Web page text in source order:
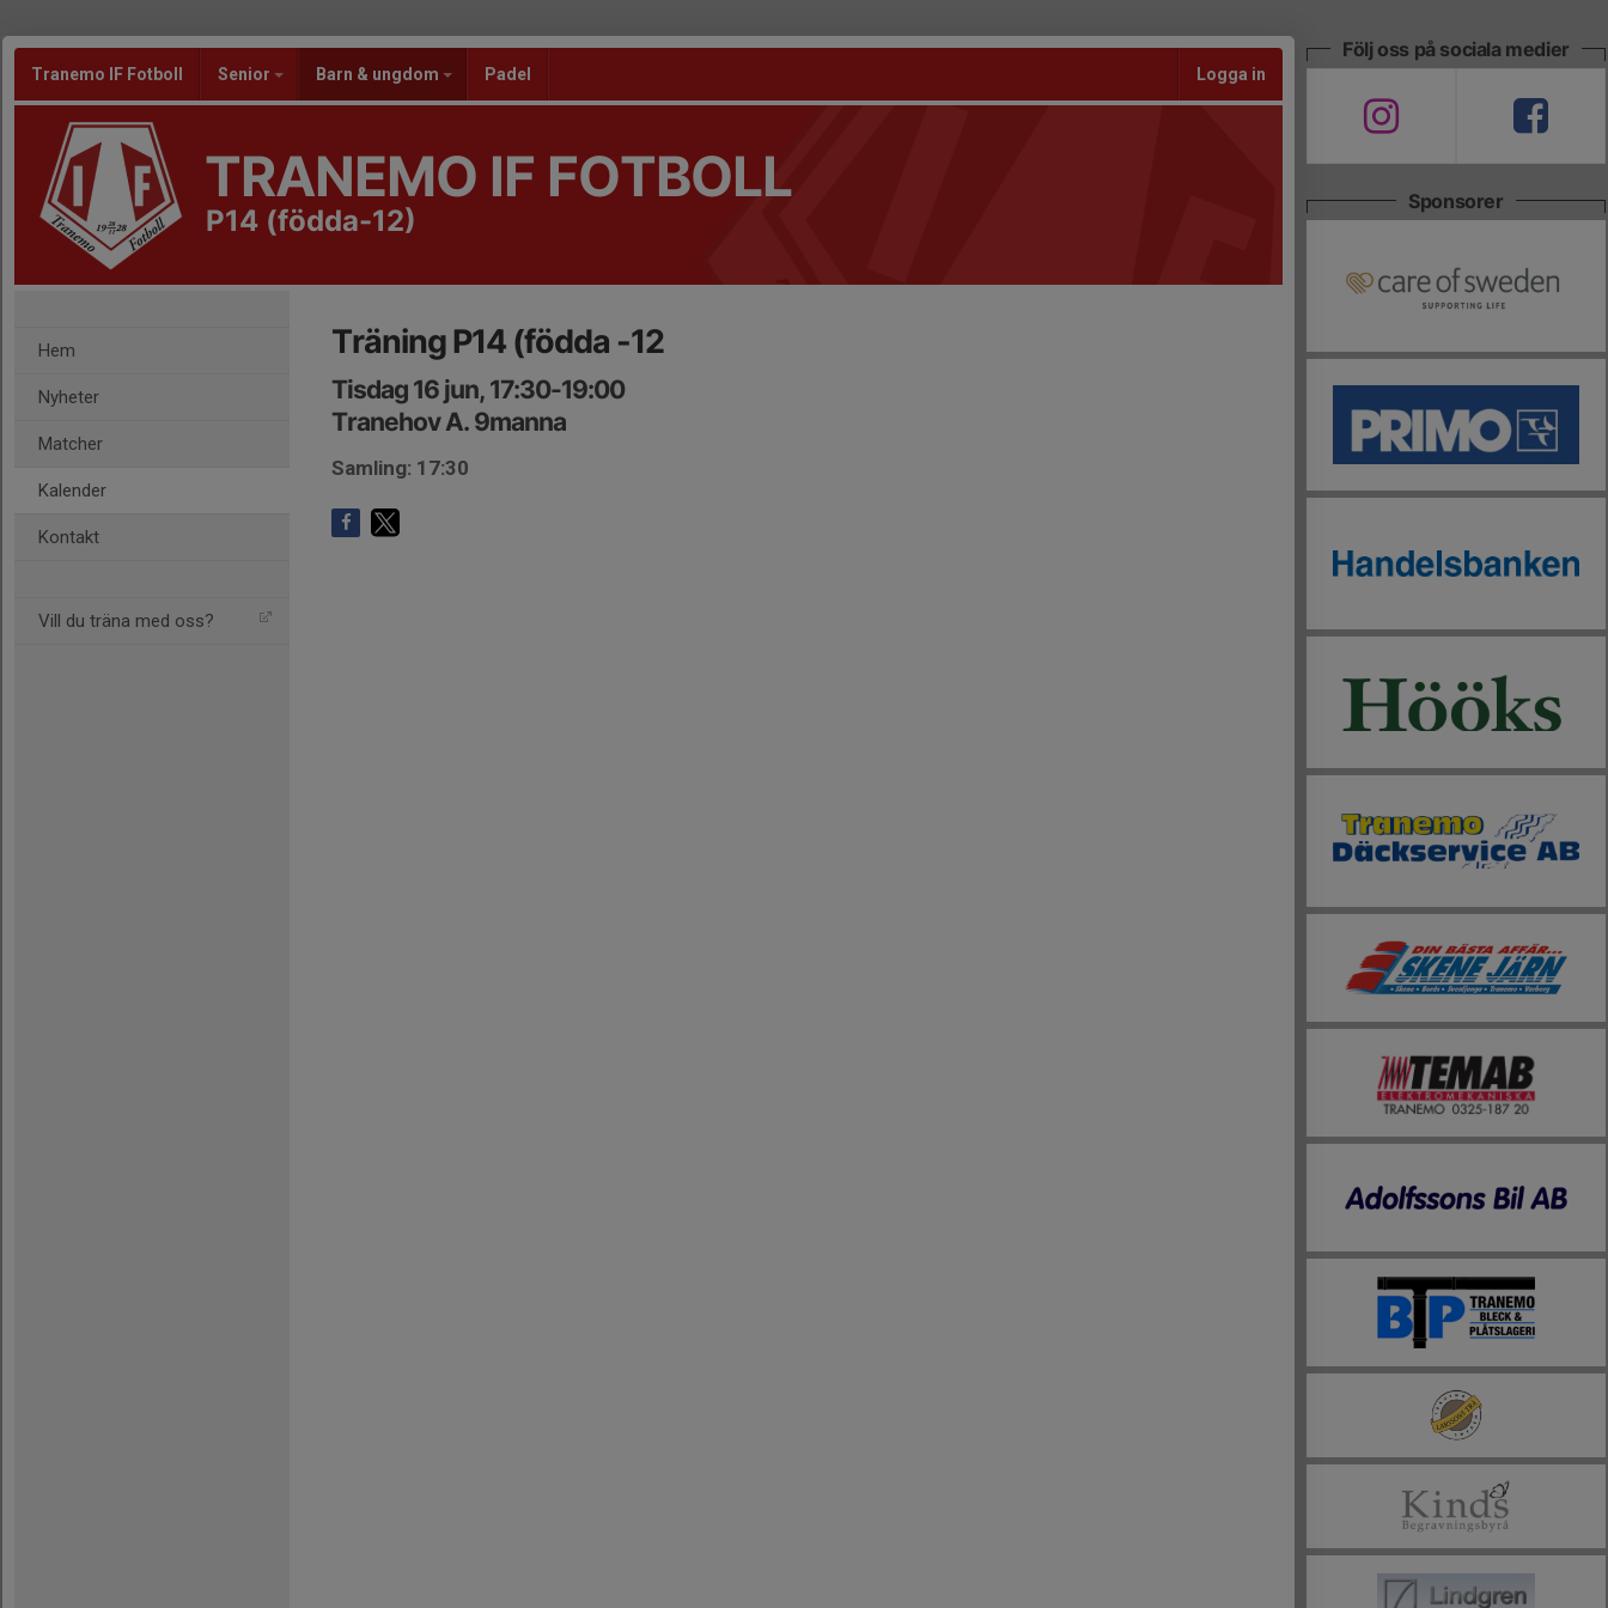
Tranemo IF Fotboll Senior Barn & ungdom Padel Logga in
TRANEMO IF FOTBOLL
P14 (födda-12)
Hem
Nyheter
Matcher
Kalender
Kontakt
Vill du träna med oss?
Träning P14 (födda -12
Tisdag 16 jun, 17:30-19:00
Tranehov A. 9manna
Samling: 17:30
Följ oss på sociala medier
Sponsorer